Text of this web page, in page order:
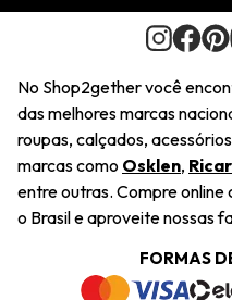
Journal
Saiu na Mídia
Sustentabilidade
Navegando
Termos e Condições
Regulamento e Promoções
Pedido de Presente
Wishlist
Condições Gerais
Troca Fácil
Restituição de Pagamento
Dúvidas Frequentes
Termos e Condições
No Shop2gether você
das melhores marcas
roupas, calçados,
marcas como Osklen,
entre outras. Compre
o Brasil e aproveite nossas
FORMAS